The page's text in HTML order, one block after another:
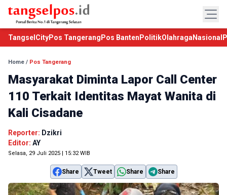
TangselCityPos Tangerang Pos Banten PolitikOlahraga Nasional
Home / Pos Tangerang
Masyarakat Diminta Lapor Call Center
110 Terkait Identitas Mayat Wanita di
Kali Cisadane
Reporter: Dzikri
Editor: AY
Selasa, 29 Juli 2025 | 15:32 WIB
Share Tweet Share Share